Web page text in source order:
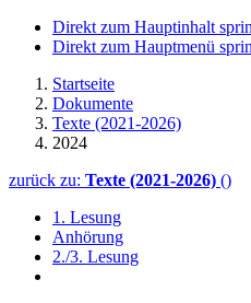
Direkt zum Hauptinhalt
Direkt zum Hauptmenü
Startseite
Dokumente
Texte (2021-2026)
2024
zurück zu: Texte (2021-2026) ()
1. Lesung
Anhörung
2./3. Lesung